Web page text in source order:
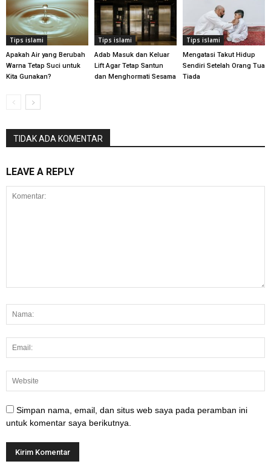
Tips islami
Apakah Air yang Berubah
Warna Tetap Suci untuk
Kita Gunakan?
Tips islami
Adab Masuk dan Keluar
Lift Agar Tetap Santun
dan Menghormati Sesama
Tips islami
Mengatasi Takut Hidup
Sendiri Setelah Orang Tua
Tiada
TIDAK ADA KOMENTAR
LEAVE A REPLY
Simpan nama, email, dan situs web saya pada peramban ini
untuk komentar saya berikutnya.